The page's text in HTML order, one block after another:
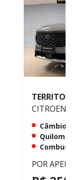
CITROEN
Câmbio:
POR